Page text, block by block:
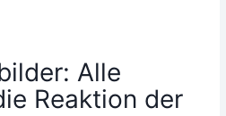
Alle
Reaktion der